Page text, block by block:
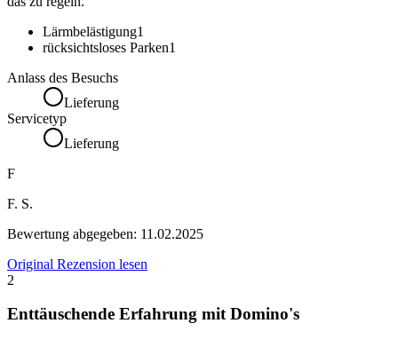
Lärmbelästigung1
rücksichtsloses Parken1
Anlass des Besuchs
Lieferung
Servicetyp
Lieferung
F
F. S.
Bewertung abgegeben: 11.02.2025
Original Rezension lesen
2
Enttäuschende Erfahrung mit Domino's